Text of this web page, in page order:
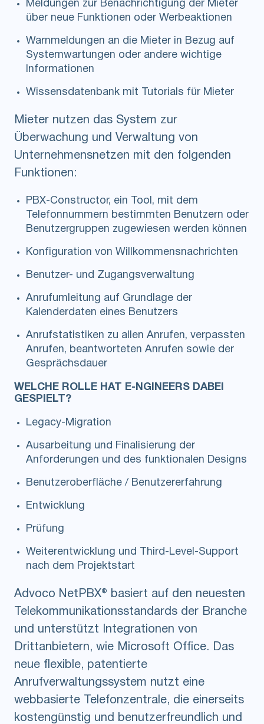
Meldungen zur Benachrichtigung der Mieter
über neue Funktionen oder Werbeaktionen
Warnmeldungen an die Mieter in Bezug auf
Systemwartungen oder andere wichtige
Informationen
Wissensdatenbank mit Tutorials für Mieter
Mieter nutzen das System zur
Überwachung und Verwaltung von
Unternehmensnetzen mit den folgenden
Funktionen:
PBX-Constructor, ein Tool, mit dem
Telefonnummern bestimmten Benutzern oder
Benutzergruppen zugewiesen werden können
Konfiguration von Willkommensnachrichten
Benutzer- und Zugangsverwaltung
Anrufumleitung auf Grundlage der
Kalenderdaten eines Benutzers
Anrufstatistiken zu allen Anrufen, verpassten
Anrufen, beantworteten Anrufen sowie der
Gesprächsdauer
WELCHE ROLLE HAT E-NGINEERS DABEI
GESPIELT?
Legacy-Migration
Ausarbeitung und Finalisierung der
Anforderungen und des funktionalen Designs
Benutzeroberfläche / Benutzererfahrung
Entwicklung
Prüfung
Weiterentwicklung und Third-Level-Support
nach dem Projektstart
Advoco NetPBX® basiert auf den neuesten
Telekommunikationsstandards der Branche
und unterstützt Integrationen von
Drittanbietern, wie Microsoft Office. Das
neue flexible, patentierte
Anrufverwaltungssystem nutzt eine
webbasierte Telefonzentrale, die einerseits
kostengünstig und benutzerfreundlich und